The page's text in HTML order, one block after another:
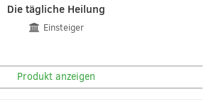
Die tägliche Heilung
Einsteiger
Produkt anzeigen